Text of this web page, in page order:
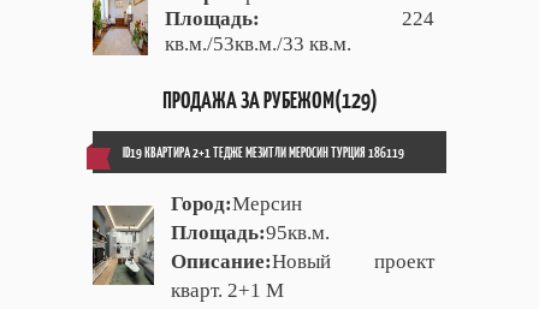
Площадь:
224
кв.м./53кв.м./33 кв.м.
ПРОДАЖА ЗА РУБЕЖОМ(129)
ID19 КВАРТИРА 2+1 ТЕДЖЕ МЕЗИТЛИ МЕРОСИН ТУРЦИЯ 186119
Город:Мерсин
Площадь:95кв.м.
Описание:Новый проект
кварт. 2+1 М